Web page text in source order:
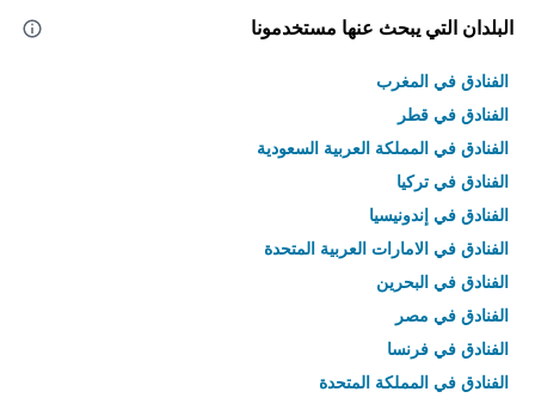
البلدان التي يبحث عنها مستخدمونا
الفنادق في المغرب
الفنادق في قطر
الفنادق في المملكة العربية السعودية
الفنادق في تركيا
الفنادق في إندونيسيا
الفنادق في الامارات العربية المتحدة
الفنادق في البحرين
الفنادق في مصر
الفنادق في فرنسا
الفنادق في المملكة المتحدة